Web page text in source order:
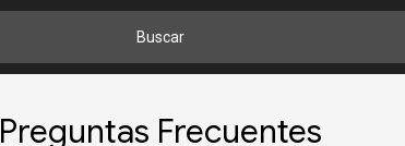
Buscar
Preguntas Frecuentes